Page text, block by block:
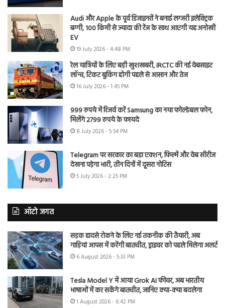
Audi और Apple के पूर्व डिजाइनरों ने बनाई लग्जरी इलेक्ट्रिक
बग्गी, 100 किमी से ज्यादा की रेंज के साथ आएगी यह अनोखी
EV
19 July 2026 - 4:48 PM
रेल यात्रियों के लिए बड़ी खुशखबरी, IRCTC की नई वेबसाइट
लॉन्च, टिकट बुकिंग होगी पहले से आसान और तेज
16 July 2026 - 1:45 PM
999 रुपये में रिजर्व करें Samsung का नया फोल्डेबल फोन,
मिलेंगे 2799 रुपये के फायदे
8 July 2026 - 5:54 PM
Telegram पर सरकार का बड़ा एक्शन, फिल्में और वेब सीरीज
देखना पड़ेगा भारी, तीन दिनों में दूसरा नोटिस
5 July 2026 - 2:25 PM
ऑटो जगत
सड़क हादसे रोकने के लिए नई तकनीक की तैयारी, अब
गाड़ियां आपस में करेंगी बातचीत, ड्राइवर को पहले मिलेगा अलर्ट
6 August 2026 - 5:33 PM
Tesla Model Y में आया Grok AI फीचर, अब भारतीय
भाषाओं में कर सकेंगे बातचीत, जानिए क्या-क्या बदलेगा
1 August 2026 - 6:42 PM